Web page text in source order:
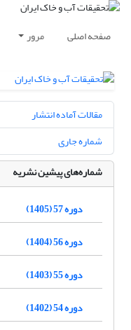
صفحه اصلی مرور
مقالات آماده انتشار
شماره جاری
شماره‌های پیشین نشریه
دوره 57 (1405)
دوره 56 (1404)
دوره 55 (1403)
دوره 54 (1402)